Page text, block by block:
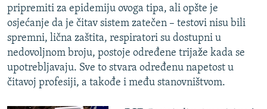
pripremiti za epidemiju ovoga tipa, ali opšte je
osjećanje da je čitav sistem zatečen – testovi nisu bili
spremni, lična zaštita, respiratori su dostupni u
nedovoljnom broju, postoje određene trijaže kada se
upotrebljavaju. Sve to stvara određenu napetost u
čitavoj profesiji, a takođe i među stanovništvom.